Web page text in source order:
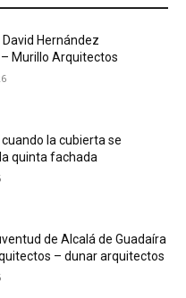
David Hernández
Murillo Arquitectos
la cubierta se
quinta fachada
de Alcalá de Guadaíra
– dunar arquitectos